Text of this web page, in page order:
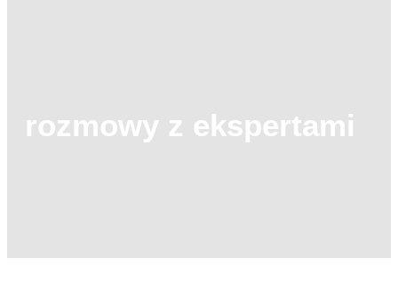
rozmowy z ekspertami